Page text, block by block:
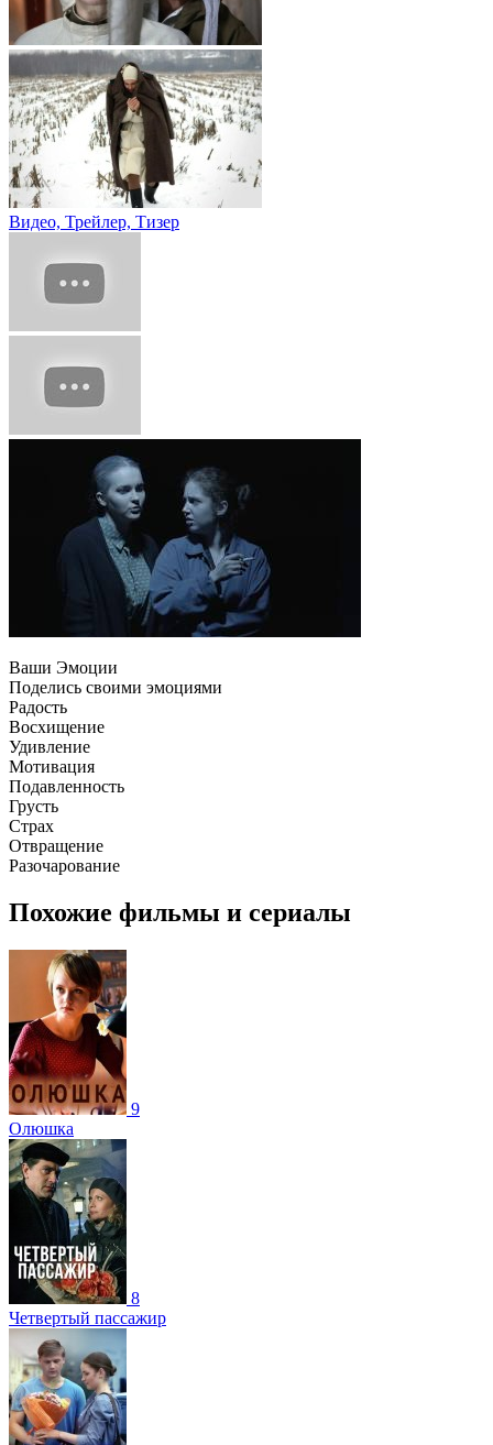
Видео, Трейлер, Тизер
Ваши Эмоции
Поделись своими эмоциями
Радость
Восхищение
Удивление
Мотивация
Подавленность
Грусть
Страх
Отвращение
Разочарование
Похожие фильмы и сериалы
9
Олюшка
8
Четвертый пассажир